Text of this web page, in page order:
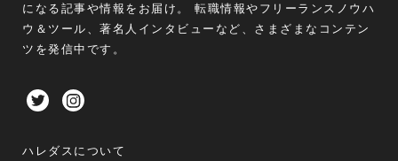
になる記事や情報をお届け。 転職情報やフリーランスノウハ
ウ＆ツール、著名人インタビューなど、さまざまなコンテン
ツを発信中です。
ハレダスについて